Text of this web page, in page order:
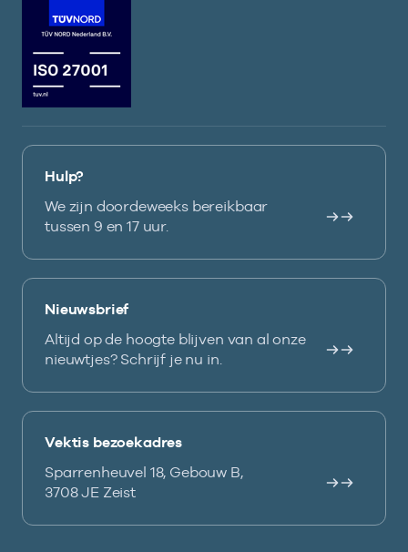
Hulp?
We zijn doordeweeks bereikbaar
tussen 9 en 17 uur.
Nieuwsbrief
Altijd op de hoogte blijven van al onze
nieuwtjes? Schrijf je nu in.
Vektis bezoekadres
Sparrenheuvel 18, Gebouw B,
3708 JE Zeist